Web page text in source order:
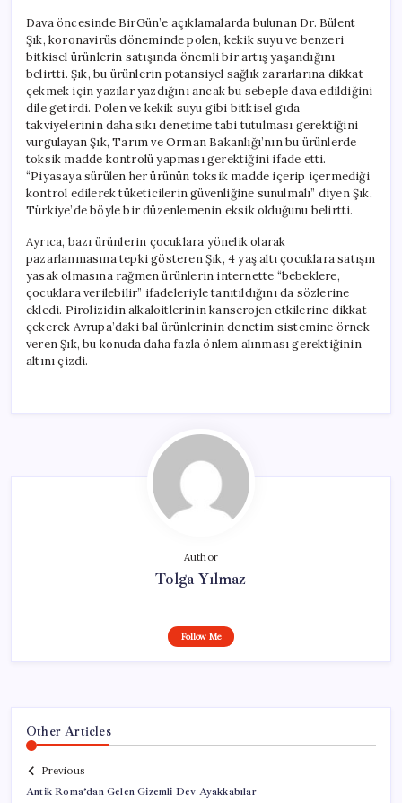
Dava öncesinde BirGün’e açıklamalarda bulunan Dr. Bülent
Şık, koronavirüs döneminde polen, kekik suyu ve benzeri
bitkisel ürünlerin satışında önemli bir artış yaşandığını
belirtti. Şık, bu ürünlerin potansiyel sağlık zararlarına dikkat
çekmek için yazılar yazdığını ancak bu sebeple dava edildiğini
dile getirdi. Polen ve kekik suyu gibi bitkisel gıda
takviyelerinin daha sıkı denetime tabi tutulması gerektiğini
vurgulayan Şık, Tarım ve Orman Bakanlığı’nın bu ürünlerde
toksik madde kontrolü yapması gerektiğini ifade etti.
“Piyasaya sürülen her ürünün toksik madde içerip içermediği
kontrol edilerek tüketicilerin güvenliğine sunulmalı” diyen Şık,
Türkiye’de böyle bir düzenlemenin eksik olduğunu belirtti.
Ayrıca, bazı ürünlerin çocuklara yönelik olarak
pazarlanmasına tepki gösteren Şık, 4 yaş altı çocuklara satışın
yasak olmasına rağmen ürünlerin internette “bebeklere,
çocuklara verilebilir” ifadeleriyle tanıtıldığını da sözlerine
ekledi. Pirolizidin alkaloitlerinin kanserojen etkilerine dikkat
çekerek Avrupa’daki bal ürünlerinin denetim sistemine örnek
veren Şık, bu konuda daha fazla önlem alınması gerektiğinin
altını çizdi.
Author
Tolga Yılmaz
Follow Me
Other Articles
Previous
Antik Roma’dan Gelen Gizemli Dev Ayakkabılar